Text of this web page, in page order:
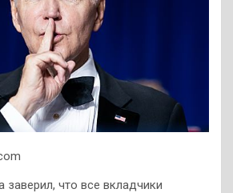
заверил, что все вкладчики